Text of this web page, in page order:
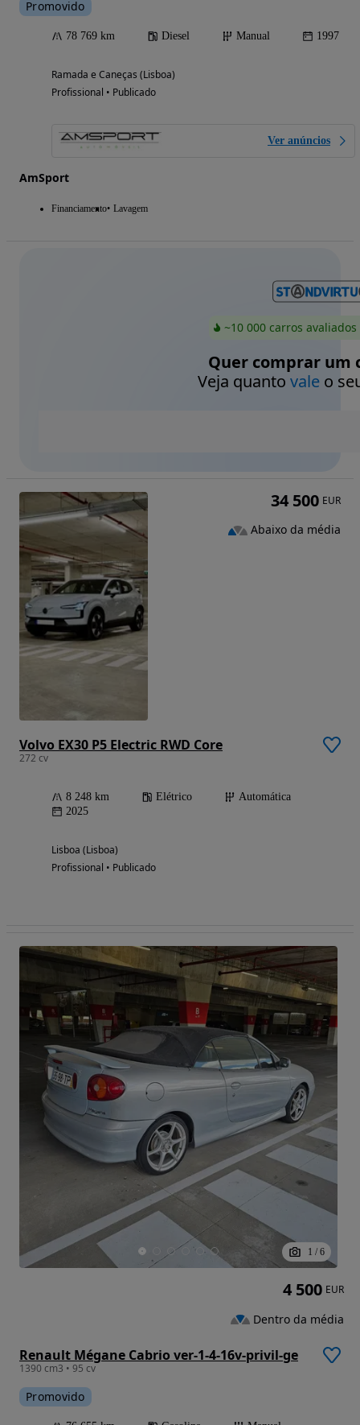
Promovido
78 769 km Diesel Manual 1997
Ramada e Caneças (Lisboa)
Profissional • Publicado
Ver anúncios
AmSport
Financiamento Lavagem
~10 000 carros
Quer comprar um
Veja quanto valeo
Volvo EX30 P5 Electric RWD Core
272 cv
8 248 km Elétrico
Automática
2025
Lisboa (Lisboa)
Profissional • Publicado
34 500 EUR
Abaixo da média
1 / 6
Renault Mégane Cabrio ver-1-4-16v-privil-ge
1390 cm3 • 95 cv
Promovido
4 500 EUR
Dentro da média